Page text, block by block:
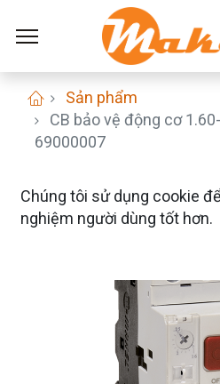
Sản phẩm
CB bảo vệ động cơ
69000007
Chúng tôi sử dụng cookie
nghiệm người dùng tốt hơn.